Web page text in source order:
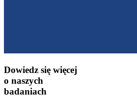
Dowiedz się więcej
o naszych
badaniach